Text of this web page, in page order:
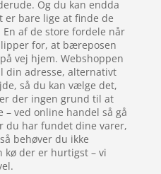
Og du kan endda
bare lige at finde de
af de store fordele når
for, at bæreposen
vej hjem. Webshoppen
din adresse, alternativt
så du kan vælge det,
der ingen grund til at
– ved online handel så gå
du har fundet dine varer,
behøver du ikke
der er hurtigst – vi